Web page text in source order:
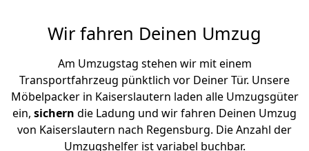
Wir fahren Deinen Umzug
Am Umzugstag stehen wir mit einem
Transportfahrzeug pünktlich vor Deiner Tür. Unsere
Möbelpacker in Kaiserslautern laden alle Umzugsgüter
ein, sichern die Ladung und wir fahren Deinen Umzug
von Kaiserslautern nach Regensburg. Die Anzahl der
Umzugshelfer ist variabel buchbar.